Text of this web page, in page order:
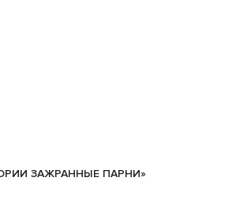
ЗАЖРАННЫЕ ПАРНИ»